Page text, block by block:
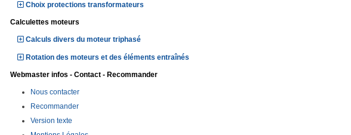
Choix protections transformateurs
Calculettes moteurs
Calculs divers du moteur triphasé
Rotation des moteurs et des éléments entraînés
Webmaster infos - Contact - Recommander
Nous contacter
Recommander
Version texte